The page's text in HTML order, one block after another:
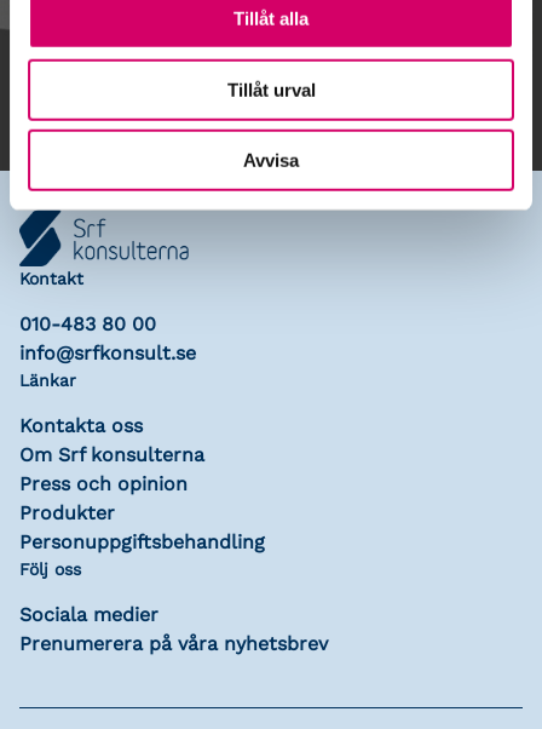
Tillåt alla
Tillåt urval
Avvisa
Lägg till i kalender
Kontakt
010-483 80 00
info@srfkonsult.se
Länkar
Kontakta oss
Om Srf konsulterna
Press och opinion
Produkter
Personuppgiftsbehandling
Följ oss
Sociala medier
Prenumerera på våra nyhetsbrev